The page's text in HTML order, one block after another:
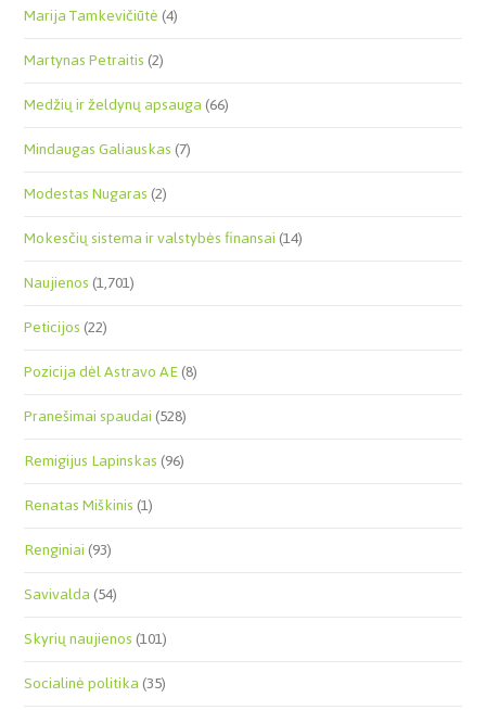
Marija Tamkevičiūtė(4)
Martynas Petraitis(2)
Medžių ir želdynų apsauga(66)
Mindaugas Galiauskas(7)
Modestas Nugaras(2)
Mokesčių sistema ir valstybės finansai(14)
Naujienos(1,701)
Peticijos(22)
Pozicija dėl Astravo AE(8)
Pranešimai spaudai(528)
Remigijus Lapinskas(96)
Renatas Miškinis(1)
Renginiai(93)
Savivalda(54)
Skyrių naujienos(101)
Socialinė politika(35)